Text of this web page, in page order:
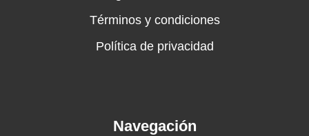
Términos y condiciones
Política de privacidad
Navegación